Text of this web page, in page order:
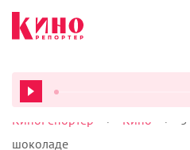
ВСЕ ПОДКАСТЫ
КиноРепортер > Кино >
шоколаде